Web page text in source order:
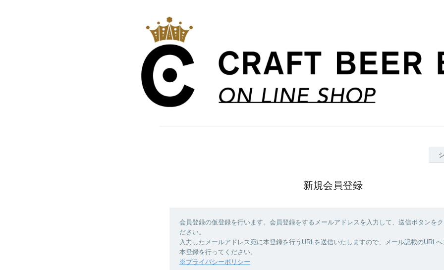
新規会員登録
会員登録の仮登録を行います。会員登録をするメールアドレスを入力して、送信ボタンをク
ださい。
入力したメールアドレス宛に本登録を行うURLを送信いたしますので、メール記載のURLへ
本登録を行ってください。
※プライバシーポリシー